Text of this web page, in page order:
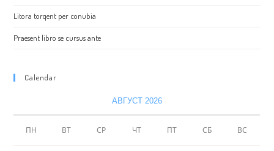
Litora torqent per conubia
Praesent libro se cursus ante
Calendar
АВГУСТ 2026
ПН ВТ СР ЧТ ПТ СБ ВС